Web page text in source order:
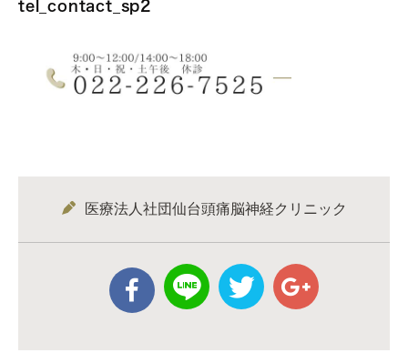
tel_contact_sp2
医療法人社団仙台頭痛脳神経クリニック